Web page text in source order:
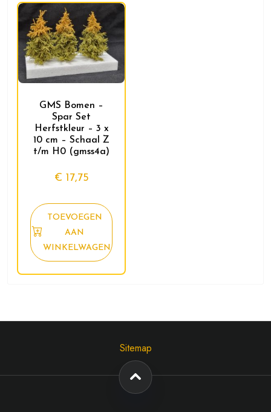
GMS Bomen –
Spar Set
Herfstkleur – 3 x
10 cm – Schaal Z
t/m H0 (gmss4a)
€ 17,75
TOEVOEGEN
AAN
WINKELWAGEN
Sitemap